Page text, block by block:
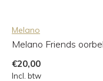
Melano
Melano Friends
€20,00
Incl. btw